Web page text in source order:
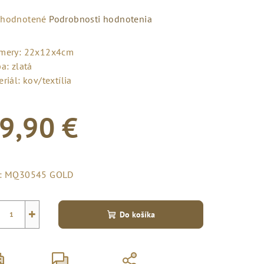
Podrobnosti hodnotenia
22x12x4cm
zlatá
kov/textília
€
MQ30545 GOLD
+ Do košíka